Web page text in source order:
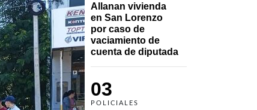
Allanan vivienda
en San Lorenzo
por caso de
vaciamiento de
cuenta de diputada
03
POLICIALES